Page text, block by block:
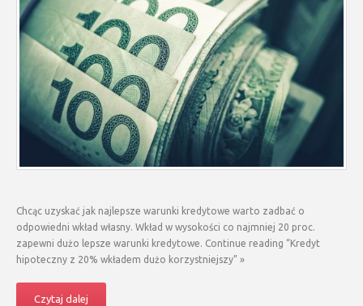
Chcąc uzyskać jak najlepsze warunki kredytowe warto zadbać o
odpowiedni wkład własny. Wkład w wysokości co najmniej 20 proc.
zapewni dużo lepsze warunki kredytowe. Continue reading “Kredyt
hipoteczny z 20% wkładem dużo korzystniejszy” »
Czytaj dalej